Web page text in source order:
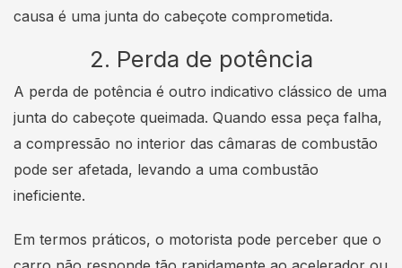
causa é uma junta do cabeçote comprometida.
2. Perda de potência
A perda de potência é outro indicativo clássico de uma
junta do cabeçote queimada. Quando essa peça falha,
a compressão no interior das câmaras de combustão
pode ser afetada, levando a uma combustão
ineficiente.
Em termos práticos, o motorista pode perceber que o